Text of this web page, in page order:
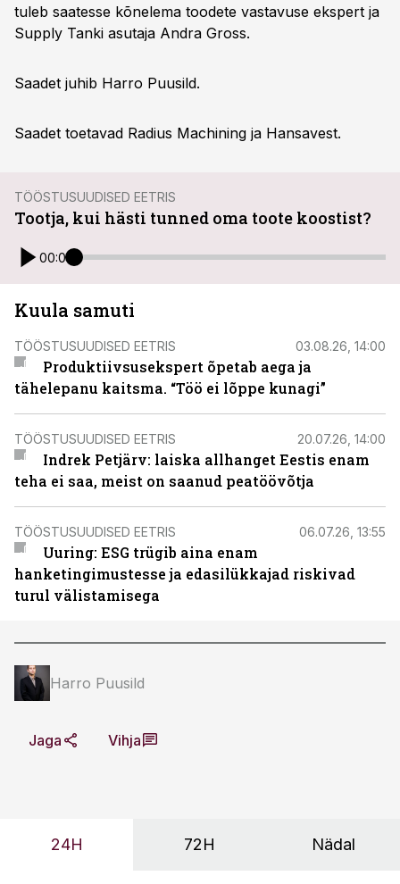
tuleb saatesse kõnelema toodete vastavuse ekspert ja
Supply Tanki asutaja Andra Gross.
Saadet juhib Harro Puusild.
Saadet toetavad Radius Machining ja Hansavest.
TÖÖSTUSUUDISED EETRIS
Tootja, kui hästi tunned oma toote koostist?
00:00
Kuula samuti
TÖÖSTUSUUDISED EETRIS 03.08.26, 14:00
Produktiivsusekspert õpetab aega ja
tähelepanu kaitsma. “Töö ei lõppe kunagi”
TÖÖSTUSUUDISED EETRIS 20.07.26, 14:00
Indrek Petjärv: laiska allhanget Eestis enam
teha ei saa, meist on saanud peatöövõtja
TÖÖSTUSUUDISED EETRIS 06.07.26, 13:55
Uuring: ESG trügib aina enam
hanketingimustesse ja edasilükkajad riskivad
turul välistamisega
Harro Puusild
Jaga Vihja
24H 72H Nädal